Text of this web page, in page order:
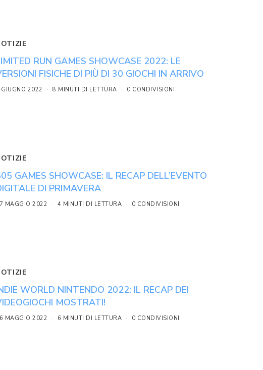
RUN GAMES SHOWCASE 2022: LE
FISICHE DI PIÙ DI 30 GIOCHI IN ARRIVO
2022 8 MINUTI DI LETTURA 0 CONDIVISIONI
GAMES SHOWCASE: IL RECAP DELL’EVENTO
DI PRIMAVERA
MAGGIO 2022 4 MINUTI DI LETTURA 0 CONDIVISIONI
WORLD NINTENDO 2022: IL RECAP DEI
MOSTRATI!
MAGGIO 2022 6 MINUTI DI LETTURA 0 CONDIVISIONI